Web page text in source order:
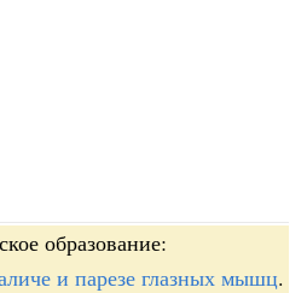
образование:
и парезе глазных мышц.